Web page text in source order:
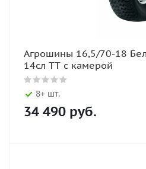
Агрошины 16,5/70-18
14сл TT с камерой
8+ шт.
34 490 руб.